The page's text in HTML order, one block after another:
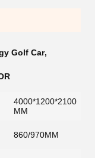
Golf Car,
4000*1200*2100
MM
860/970MM